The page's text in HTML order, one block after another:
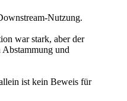
Nutzung.
war stark, aber der
und
ist kein Beweis für